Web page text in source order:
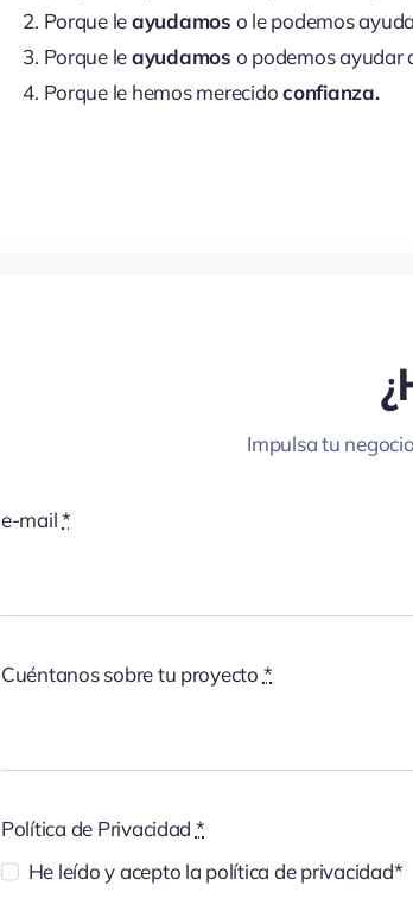
Porque leayudamos o le podemos
Porque leayudamos o podemos ayudar
Porque le hemos merecidoconfianza.
Impulsa tu
e-mail*
Cuéntanos sobre tu proyecto *
Política de Privacidad *
He leído y acepto la política de privacidad*